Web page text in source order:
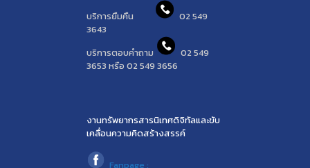
บริการยืมคืน
02 549
3643
บริการตอบคำถาม
02 549
3653 หรือ 02 549 3656
งานทรัพยากรสารนิเทศดิจิทัลและขับ
เคลื่อนความคิดสร้างสรรค์